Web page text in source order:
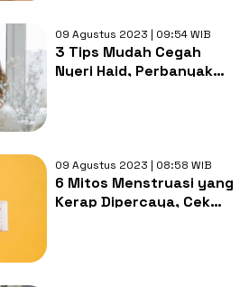
09 Agustus 2023 | 09:54 WIB
3 Tips Mudah Cegah
Nyeri Haid, Perbanyak
09 Agustus 2023 | 08:58 WIB
6 Mitos Menstruasi yang
Kerap Dipercaya, Cek